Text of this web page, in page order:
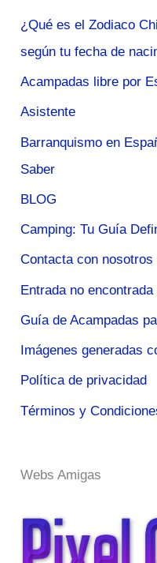
¿Qué es el Zodiaco
según tu fecha de
Acampadas libre por
Asistente
Barranquismo en
Saber
BLOG
Camping: Tu Guía
Contacta con nosotros
Entrada no encontrada
Guía de Acampadas
Imágenes generadas
Política de privacidad
Términos y
Webs Amigas